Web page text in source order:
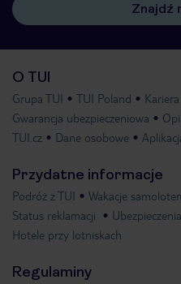
Znajdź
O TUI
Grupa TUI TUI Poland Kariera
Gwarancja ubezpieczeniowa
TUI.cz
Dane osobowe
Przydatne informacje
Podróż z TUI Wakacje
Status reklamacji
Ubezpieczenia
Hotele przy lotniskach
Regulaminy